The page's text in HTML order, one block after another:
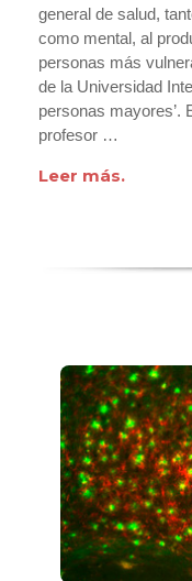
general de salud,
como mental, al
personas más
de la Universidad
personas mayores’.
profesor …
Leer más.